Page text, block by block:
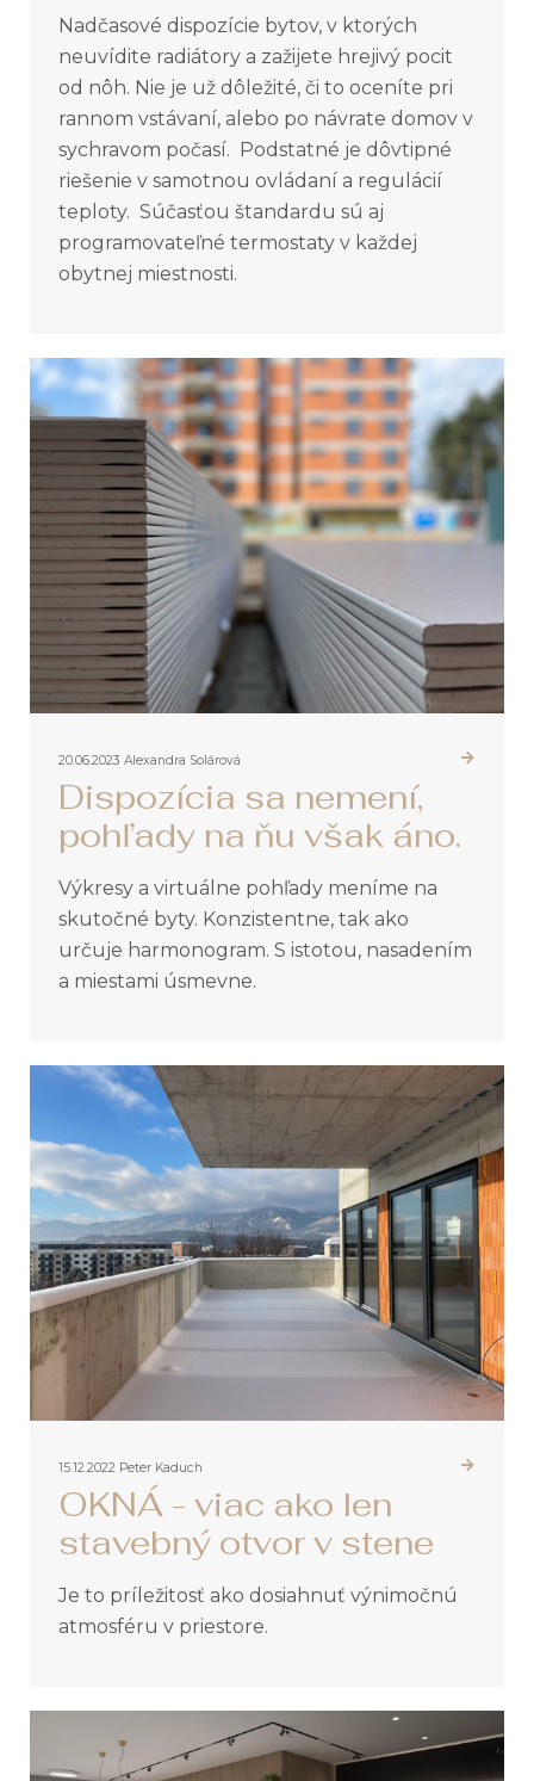
Nadčasové dispozície bytov, v ktorých
neuvídite radiátory a zažijete hrejivý pocit
od nôh. Nie je už dôležité, či to oceníte pri
rannom vstávaní, alebo po návrate domov v
sychravom počasí. Podstatné je dôvtipné
riešenie v samotnou ovládaní a regulácií
teploty. Súčasťou štandardu sú aj
programovateľné termostaty v každej
obytnej miestnosti.
20.06.2023 Alexandra Solárová
Dispozícia sa nemení,
pohľady na ňu však áno.
Výkresy a virtuálne pohľady meníme na
skutočné byty. Konzistentne, tak ako
určuje harmonogram. S istotou, nasadením
a miestami úsmevne.
15.12.2022 Peter Kaduch
OKNÁ - viac ako len
stavebný otvor v stene
Je to príležitosť ako dosiahnuť výnimočnú
atmosféru v priestore.